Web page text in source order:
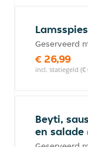
Geserveerd
€ 26,99
incl. statiegeld (€
Beyti,
en salade